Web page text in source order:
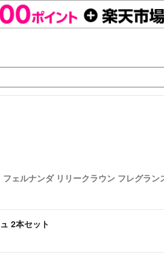
フェルナンダ リリークラウン フレグラ
2本セット